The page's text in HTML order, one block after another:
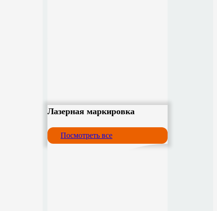
Лазерная маркировка
Посмотреть все